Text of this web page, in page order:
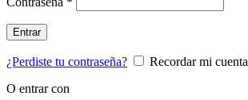
Entrar
¿Perdiste tu contraseña?
Recordar mi cuenta
O entrar con